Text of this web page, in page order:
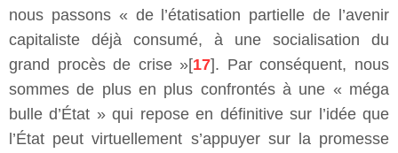
nous passons « de l’étatisation partielle de l’avenir
capitaliste déjà consumé, à une socialisation du
grand procès de crise »[17]. Par conséquent, nous
sommes de plus en plus confrontés à une « méga
bulle d’État » qui repose en définitive sur l’idée que
l’État peut virtuellement s’appuyer sur la promesse